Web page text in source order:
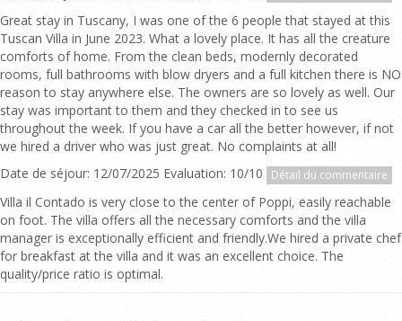
Great stay in Tuscany, I was one of the 6 people that stayed at this
Tuscan Villa in June 2023. What a lovely place. It has all the creature
comforts of home. From the clean beds, modernly decorated
rooms, full bathrooms with blow dryers and a full kitchen there is NO
reason to stay anywhere else. The owners are so lovely as well. Our
stay was important to them and they checked in to see us
throughout the week. If you have a car all the better however, if not
we hired a driver who was just great. No complaints at all!
Date de séjour: 12/07/2025 Evaluation: 10/10
Détail du commentaire
Villa il Contado is very close to the center of Poppi, easily reachable
on foot. The villa offers all the necessary comforts and the villa
manager is exceptionally efficient and friendly.We hired a private chef
for breakfast at the villa and it was an excellent choice. The
quality/price ratio is optimal.